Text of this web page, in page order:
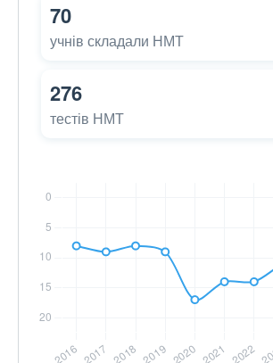
70
учнів складали НМТ
276
тестів НМТ